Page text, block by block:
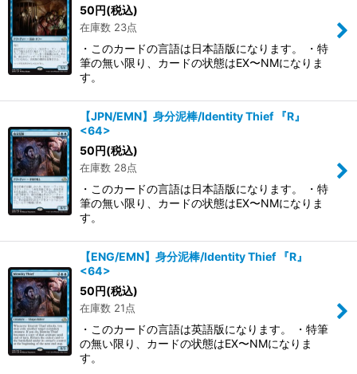
50円(税込)
在庫数 23点
・このカードの言語は日本語版になります。 ・特
筆の無い限り、カードの状態はEX〜NMになりま
す。
【JPN/EMN】身分泥棒/Identity Thief 『R』
<64>
50円(税込)
在庫数 28点
・このカードの言語は日本語版になります。 ・特
筆の無い限り、カードの状態はEX〜NMになりま
す。
【ENG/EMN】身分泥棒/Identity Thief 『R』
<64>
50円(税込)
在庫数 21点
・このカードの言語は英語版になります。 ・特筆
の無い限り、カードの状態はEX〜NMになりま
す。